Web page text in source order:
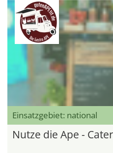
Einsatzgebiet: national
Nutze die Ape -